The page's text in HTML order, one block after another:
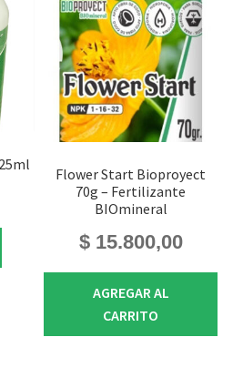
Flower Start Bioproyect
70g – Fertilizante
BIOmineral
$15.800,00
AGREGAR AL
CARRITO